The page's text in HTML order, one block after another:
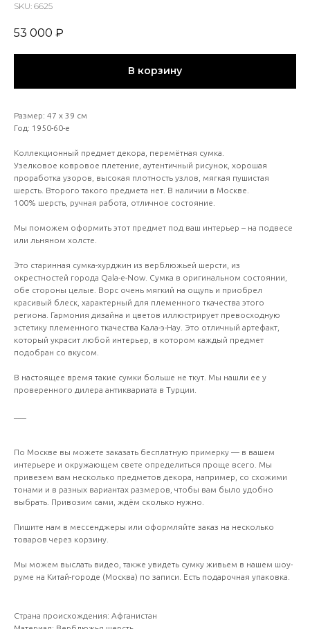
SKU: 6625
53 000 ₽
В корзину
Размер: 47 х 39 см
Год: 1950-60-е
Коллекционный предмет декора, перемётная сумка.
Узелковое ковровое плетение, аутентичный рисунок, хорошая
проработка узоров, высокая плотность узлов, мягкая пушистая
шерсть. Второго такого предмета нет. В наличии в Москве.
100% шерсть, ручная работа, отличное состояние.
Мы поможем оформить этот предмет под ваш интерьер – на подвесе
или льняном холсте.
Это старинная сумка-хурджин из верблюжьей шерсти, из
окрестностей города Qala-e-Now. Сумка в оригинальном состоянии,
обе стороны целые. Ворс очень мягкий на ощупь и приобрел
красивый блеск, характерный для племенного ткачества этого
региона. Гармония дизайна и цветов иллюстрирует превосходную
эстетику племенного ткачества Кала-э-Нау. Это отличный артефакт,
который украсит любой интерьер, в котором каждый предмет
подобран со вкусом.
В настоящее время такие сумки больше не ткут. Мы нашли ее у
проверенного дилера антиквариата в Турции.
По Москве вы можете заказать бесплатную примерку — в вашем
интерьере и окружающем свете определиться проще всего. Мы
привезем вам несколько предметов декора, например, со схожими
тонами и в разных вариантах размеров, чтобы вам было удобно
выбрать. Привозим сами, ждём сколько нужно.
Пишите нам в мессенджеры или оформляйте заказ на несколько
товаров через корзину.
Мы можем выслать видео, также увидеть сумку живьем в нашем шоу-
руме на Китай-городе (Москва) по записи. Есть подарочная упаковка.
Страна происхождения: Афганистан